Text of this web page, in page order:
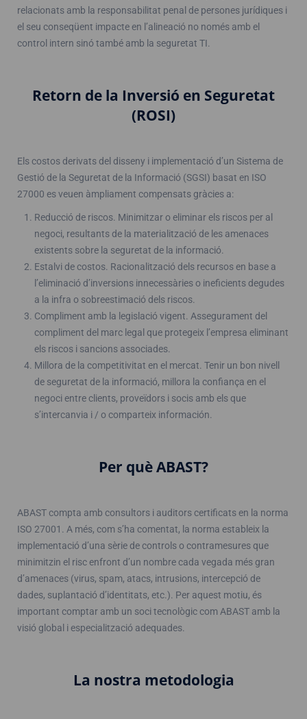
relacionats amb la responsabilitat penal de persones jurídiques i
el seu conseqüent impacte en l’alineació no només amb el
control intern sinó també amb la seguretat TI.
Retorn de la Inversió en Seguretat
(ROSI)
Els costos derivats del disseny i implementació d’un Sistema de
Gestió de la Seguretat de la Informació (SGSI) basat en ISO
27000 es veuen àmpliament compensats gràcies a:
Reducció de riscos. Minimitzar o eliminar els riscos per al
negoci, resultants de la materialització de les amenaces
existents sobre la seguretat de la informació.
Estalvi de costos. Racionalització dels recursos en base a
l’eliminació d’inversions innecessàries o ineficients degudes
a la infra o sobreestimació dels riscos.
Compliment amb la legislació vigent. Assegurament del
compliment del marc legal que protegeix l’empresa eliminant
els riscos i sancions associades.
Millora de la competitivitat en el mercat. Tenir un bon nivell
de seguretat de la informació, millora la confiança en el
negoci entre clients, proveïdors i socis amb els que
s’intercanvia i / o comparteix información.
Per què ABAST?
ABAST compta amb consultors i auditors certificats en la norma
ISO 27001. A més, com s’ha comentat, la norma estableix la
implementació d’una sèrie de controls o contramesures que
minimitzin el risc enfront d’un nombre cada vegada més gran
d’amenaces (virus, spam, atacs, intrusions, intercepció de
dades, suplantació d’identitats, etc.). Per aquest motiu, és
important comptar amb un soci tecnològic com ABAST amb la
visió global i especialització adequades.
La nostra metodologia